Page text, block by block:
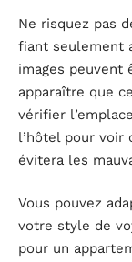
Ne risquez pas
fiant seulement
images peuvent
apparaître que
vérifier
l’hôtel pour voir
évitera les
Vous pouvez
votre style de
pour un